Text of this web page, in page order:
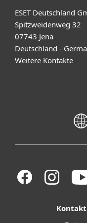
ESET Deutschland
Spitzweidenweg 32
07743 Jena
Deutschland -
Weitere Kontakte
Kontakt